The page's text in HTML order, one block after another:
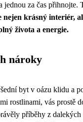
jednou za čas přihnojte.
nejen krásný interiér,
života a energie.
nároky
byt v oázu klidu a
rostlinami, vás prostě
příběhy z dalekých